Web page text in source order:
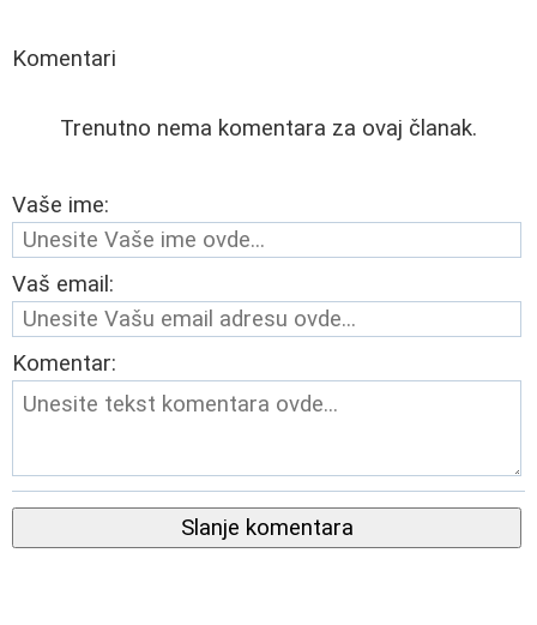
Komentari
Trenutno nema komentara za ovaj članak.
Vaše ime:
Vaš email:
Komentar:
Slanje komentara